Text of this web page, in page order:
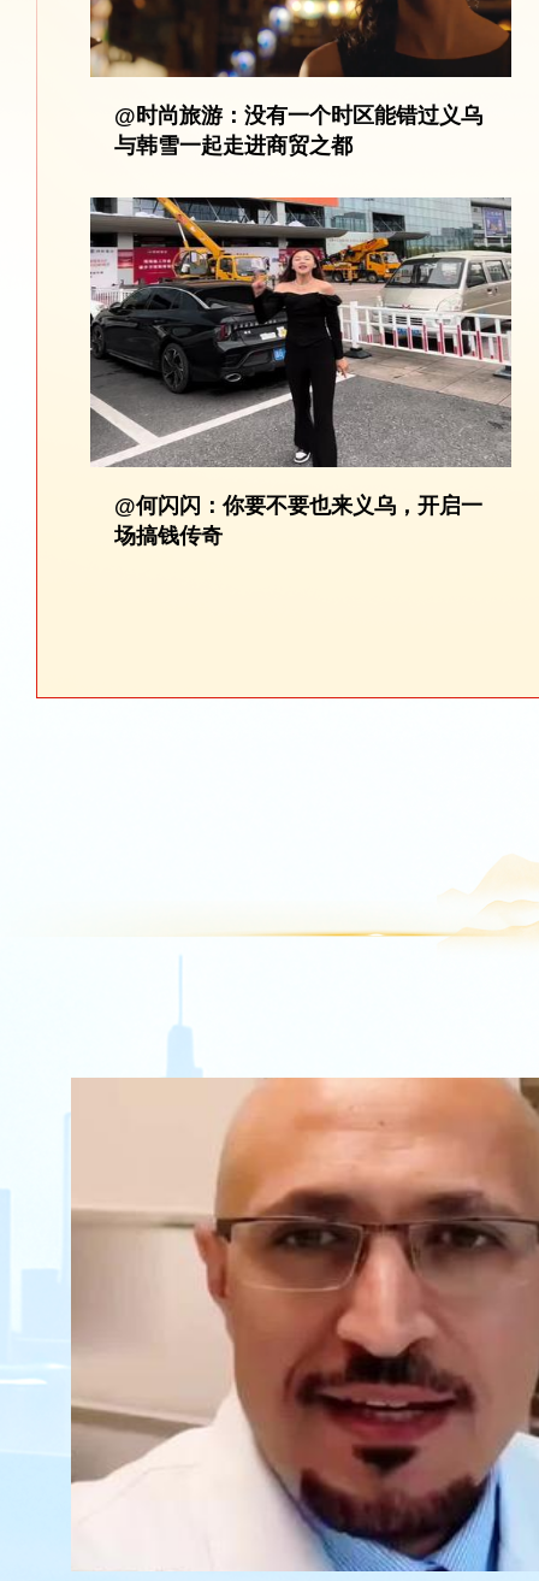
@时尚旅游：没有一个时区能错过义乌
与韩雪一起走进商贸之都
@何闪闪：你要不要也来义乌，开启一
场搞钱传奇